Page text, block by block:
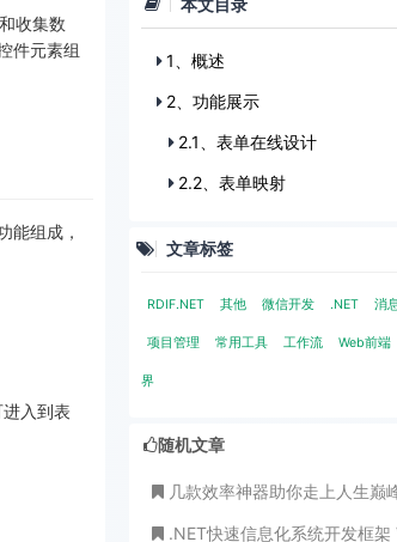
收集数
件元素组
能组成，
入到表
本文目录
1、概述
2、功能展示
2.1、表单在线设计
2.2、表单映射
文章标签
RDIF.NET 其他 微信开发 .NET 消
项目管理 常用工具 工作流 Web前端
界
随机文章
几款效率神器助你走上人生巅峰
.NET快速信息化系统开发框架 V3.2->WinForm版本新增新的用户权